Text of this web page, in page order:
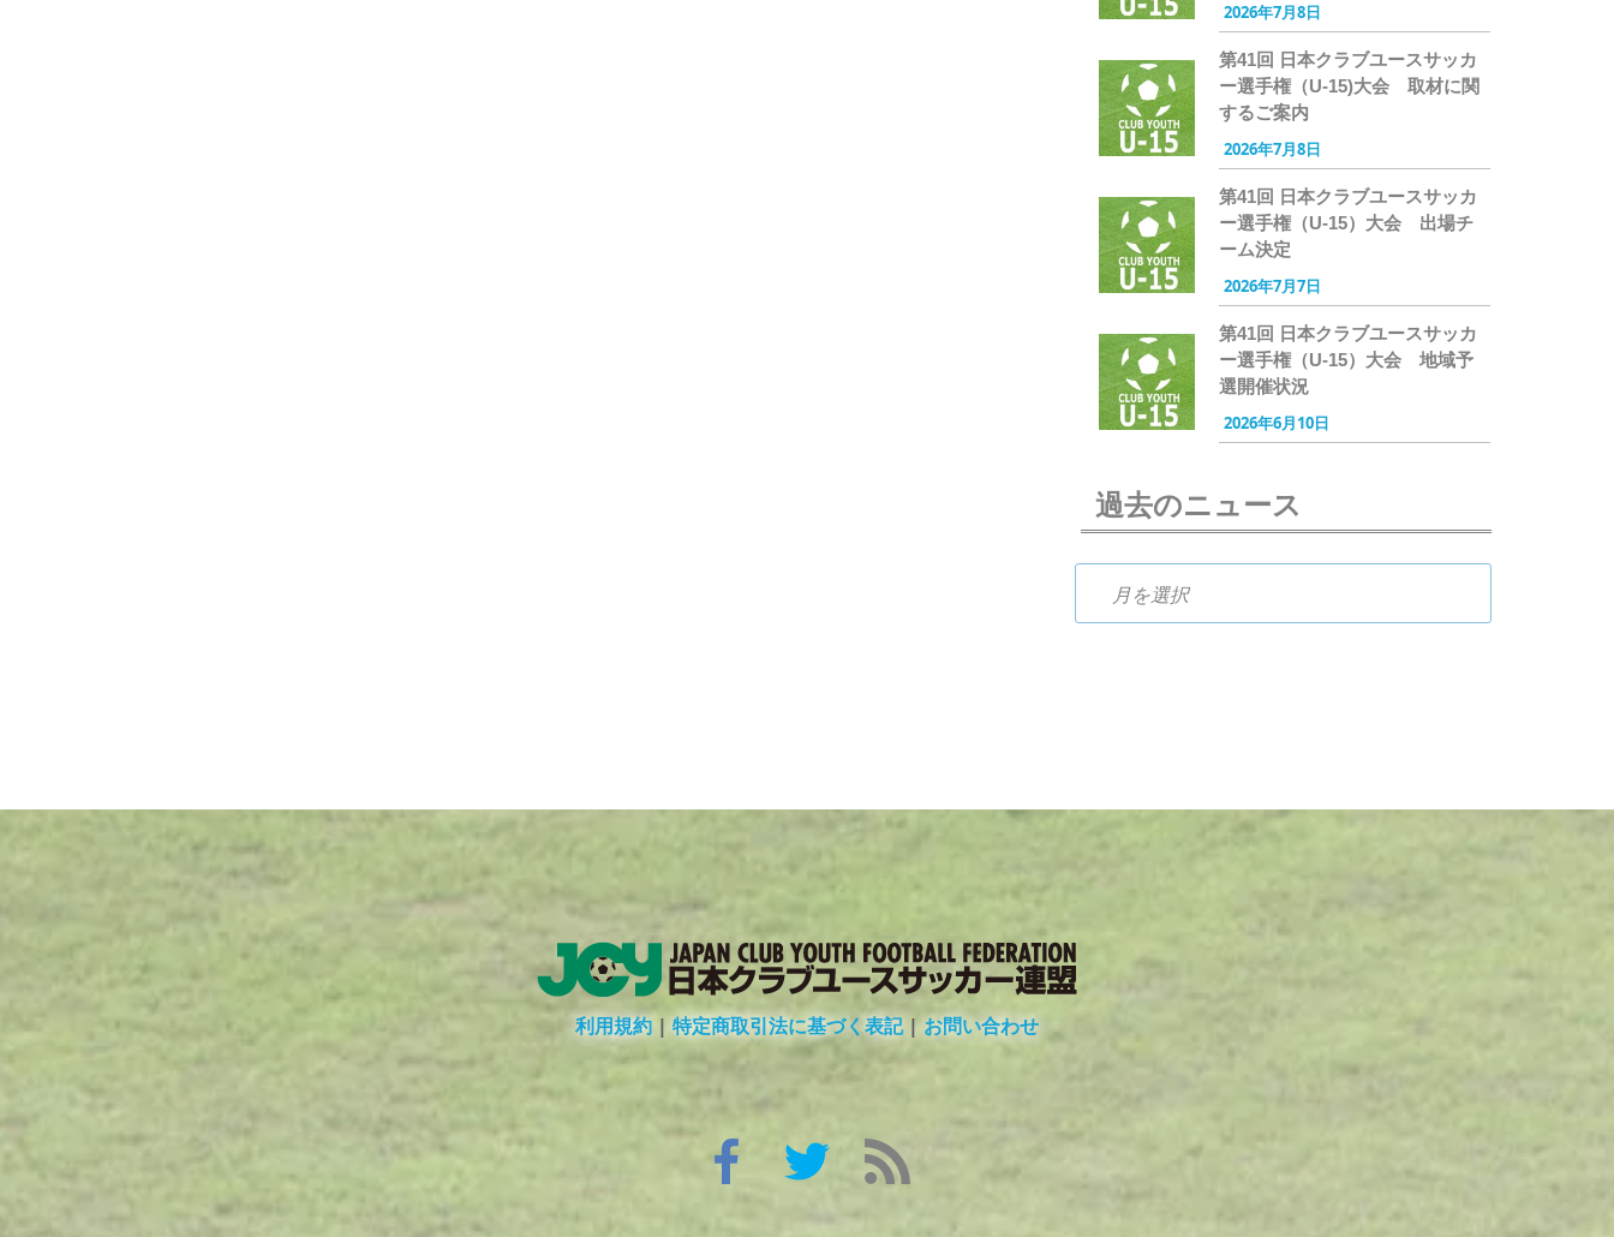
2026年7月8日
第41回 日本クラブユースサッカ
ー選手権（U-15)大会 取材に関
するご案内
2026年7月8日
第41回 日本クラブユースサッカ
ー選手権（U-15）大会 出場チ
ーム決定
2026年7月7日
第41回 日本クラブユースサッカ
ー選手権（U-15）大会 地域予
選開催状況
2026年6月10日
過去のニュース
利用規約 | 特定商取引法に基づく表記|お問い合わせ